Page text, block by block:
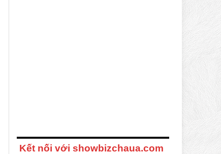
Kết nối với showbizchaua.com